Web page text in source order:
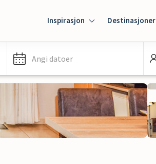
Inspirasjon Destinasjoner
Angi datoer